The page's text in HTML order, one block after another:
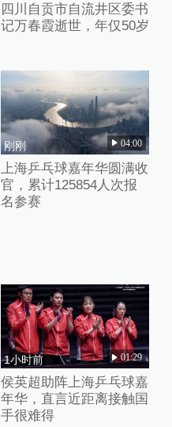
四川自贡市自流井区委书
记万春霞逝世，年仅50岁
刚刚 04:00
上海乒乓球嘉年华圆满收
官，累计125854人次报
名参赛
1小时前 01:29
侯英超助阵上海乒乓球嘉
年华，直言近距离接触国
手很难得